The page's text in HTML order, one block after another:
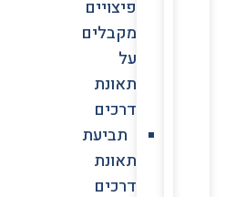
פיצויים
מקבלים
על
תאונת
דרכים
תביעת
תאונת
דרכים